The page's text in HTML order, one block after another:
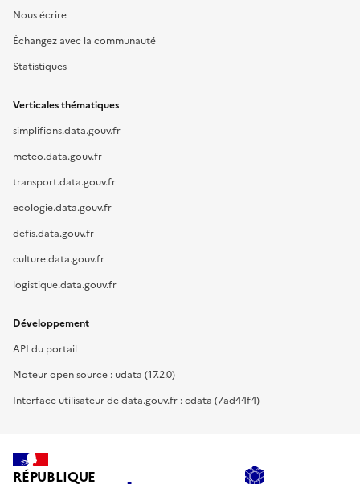
Nous écrire
Échangez avec la communauté
Statistiques
Verticales thématiques
simplifions.data.gouv.fr
meteo.data.gouv.fr
transport.data.gouv.fr
ecologie.data.gouv.fr
defis.data.gouv.fr
culture.data.gouv.fr
logistique.data.gouv.fr
Développement
API du portail
Moteur open source : udata (17.2.0)
Interface utilisateur de data.gouv.fr : cdata (7ad44f4)
RÉPUBLIQUE